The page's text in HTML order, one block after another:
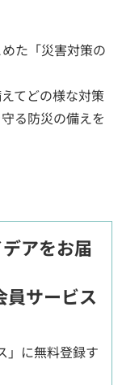
た「災害対策の
てどの様な対策
る防災の備えを
アをお届
サービス
」に無料登録す